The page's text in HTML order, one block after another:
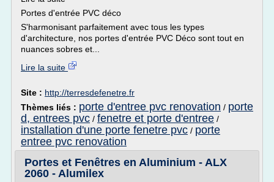
Portes d'entrée PVC déco
S'harmonisant parfaitement avec tous les types
d'architecture, nos portes d'entrée PVC Déco sont tout en
nuances sobres et...
Lire la suite
Site : http://terresdefenetre.fr
Thèmes liés : porte d'entree pvc renovation / porte
d, entrees pvc / fenetre et porte d'entree /
installation d'une porte fenetre pvc / porte
entree pvc renovation
Portes et Fenêtres en Aluminium - ALX
2060 - Alumilex